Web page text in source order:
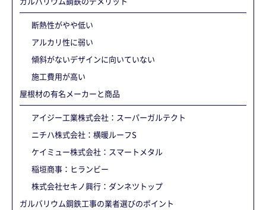
断熱性がやや低い
アルカリ性に弱い
傾斜がないデザインに向いていない
施工費用が高い
屋根材の有名メーカーと商品
アイジー工業株式会社：スーパーガルテクト
ニチハ株式会社：横暖ルーフS
ケイミュー株式会社：スマートメタル
稲垣商事：ヒランビー
株式会社セキノ興行：ダンネツトップ
ガルバリウム鋼鉄工事の業者選びのポイント